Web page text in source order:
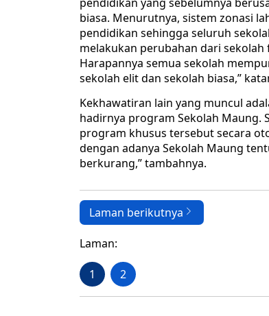
biasa. Menurutnya, sistem zonasi
pendidikan sehingga seluruh
melakukan perubahan dari
Harapannya semua sekolah
sekolah elit dan sekolah biasa,”
Kekhawatiran lain yang muncul
hadirnya program Sekolah Maung.
program khusus tersebut secara
dengan adanya Sekolah Maung
berkurang,” tambahnya.
Laman berikutnya
Laman:
1 2